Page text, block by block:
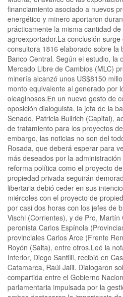
financiamiento asociado a nuevos
energético y minero aportaron
prácticamente la misma cantidad
agroexportador.La conclusión
consultora 1816 elaborado sobre la
Banco Central. Según el estudio, la
Mercado Libre de Cambios (MLC)
minería alcanzó unos US$8150
monto equivalente al generado por
oleaginosos.En un nuevo gesto de
oposición dialoguista, la jefa de la
Senado, Patricia Bullrich (Capital),
de tratamiento para los proyectos
embargo, las noticias no son del
Rosada, que deberá esperar para
más deseados por la
reforma política como el proyecto
propiedad privada seguirán
libertaria debió ceder en sus
miércoles con el proyecto de
por casi dos horas con los jefes de
Vischi (Corrientes), y de Pro, Martín
peronista Carlos Espínola
provinciales Carlos Arce (Frente
Royón (Salta), entre otros.Leé la
Interior, Diego Santilli, recibió en
Catamarca, Raúl Jalil. Dialogaron
compartida entre el Gobierno
parlamentaria impulsada por la